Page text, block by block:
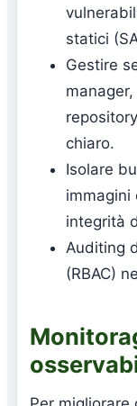
statici
Gestire
chiaro.
Isolare
immagini
integrità
Auditing
(RBAC)